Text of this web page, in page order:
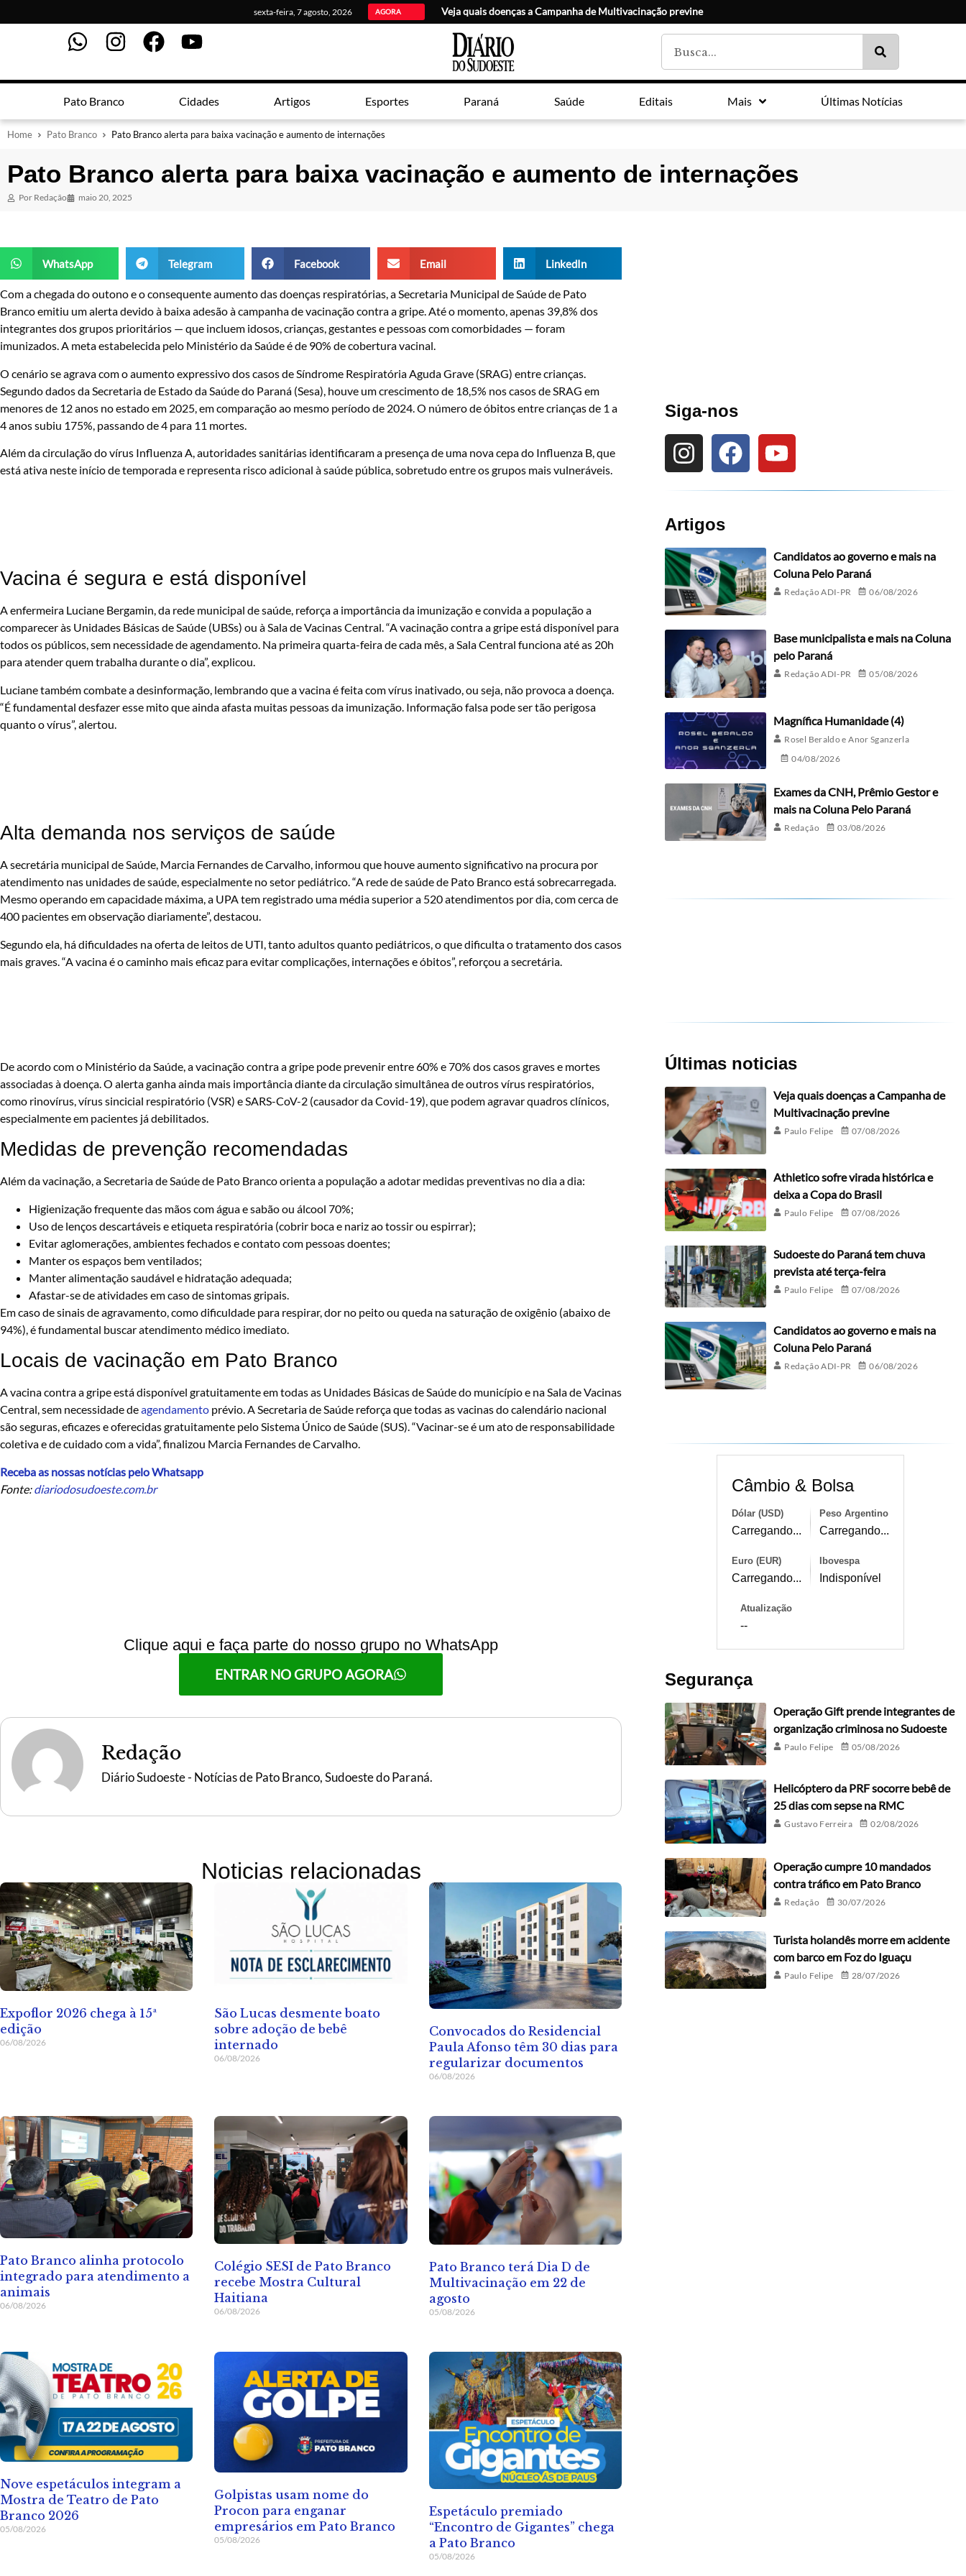
sexta-feira, 7 agosto, 2026 AGORA Veja quais doenças a Campanha de Multivacinação previne
Pato Branco Cidades Artigos Esportes Paraná Saúde Editais Mais Últimas Notícias
Home Pato Branco Pato Branco alerta para baixa vacinação e aumento de internações
Pato Branco alerta para baixa vacinação e aumento de internações
Por Redação maio 20, 2025
WhatsApp Telegram Facebook Email LinkedIn
Com a chegada do outono e o consequente aumento das doenças respiratórias, a Secretaria Municipal de Saúde de Pato
Branco emitiu um alerta devido à baixa adesão à campanha de vacinação contra a gripe. Até o momento, apenas 39,8% dos
integrantes dos grupos prioritários — que incluem idosos, crianças, gestantes e pessoas com comorbidades — foram
imunizados. A meta estabelecida pelo Ministério da Saúde é de 90% de cobertura vacinal.
O cenário se agrava com o aumento expressivo dos casos de Síndrome Respiratória Aguda Grave (SRAG) entre crianças.
Segundo dados da Secretaria de Estado da Saúde do Paraná (Sesa), houve um crescimento de 18,5% nos casos de SRAG em
menores de 12 anos no estado em 2025, em comparação ao mesmo período de 2024. O número de óbitos entre crianças de 1 a
4 anos subiu 175%, passando de 4 para 11 mortes.
Além da circulação do vírus Influenza A, autoridades sanitárias identificaram a presença de uma nova cepa do Influenza B, que
está ativa neste início de temporada e representa risco adicional à saúde pública, sobretudo entre os grupos mais vulneráveis.
Vacina é segura e está disponível
A enfermeira Luciane Bergamin, da rede municipal de saúde, reforça a importância da imunização e convida a população a
comparecer às Unidades Básicas de Saúde (UBSs) ou à Sala de Vacinas Central. “A vacinação contra a gripe está disponível para
todos os públicos, sem necessidade de agendamento. Na primeira quarta-feira de cada mês, a Sala Central funciona até as 20h
para atender quem trabalha durante o dia”, explicou.
Luciane também combate a desinformação, lembrando que a vacina é feita com vírus inativado, ou seja, não provoca a doença.
“É fundamental desfazer esse mito que ainda afasta muitas pessoas da imunização. Informação falsa pode ser tão perigosa
quanto o vírus”, alertou.
Alta demanda nos serviços de saúde
A secretária municipal de Saúde, Marcia Fernandes de Carvalho, informou que houve aumento significativo na procura por
atendimento nas unidades de saúde, especialmente no setor pediátrico. “A rede de saúde de Pato Branco está sobrecarregada.
Mesmo operando em capacidade máxima, a UPA tem registrado uma média superior a 520 atendimentos por dia, com cerca de
400 pacientes em observação diariamente”, destacou.
Segundo ela, há dificuldades na oferta de leitos de UTI, tanto adultos quanto pediátricos, o que dificulta o tratamento dos casos
mais graves. “A vacina é o caminho mais eficaz para evitar complicações, internações e óbitos”, reforçou a secretária.
De acordo com o Ministério da Saúde, a vacinação contra a gripe pode prevenir entre 60% e 70% dos casos graves e mortes
associadas à doença. O alerta ganha ainda mais importância diante da circulação simultânea de outros vírus respiratórios,
como rinovírus, vírus sincicial respiratório (VSR) e SARS-CoV-2 (causador da Covid-19), que podem agravar quadros clínicos,
especialmente em pacientes já debilitados.
Medidas de prevenção recomendadas
Além da vacinação, a Secretaria de Saúde de Pato Branco orienta a população a adotar medidas preventivas no dia a dia:
Higienização frequente das mãos com água e sabão ou álcool 70%;
Uso de lenços descartáveis e etiqueta respiratória (cobrir boca e nariz ao tossir ou espirrar);
Evitar aglomerações, ambientes fechados e contato com pessoas doentes;
Manter os espaços bem ventilados;
Manter alimentação saudável e hidratação adequada;
Afastar-se de atividades em caso de sintomas gripais.
Em caso de sinais de agravamento, como dificuldade para respirar, dor no peito ou queda na saturação de oxigênio (abaixo de
94%), é fundamental buscar atendimento médico imediato.
Locais de vacinação em Pato Branco
A vacina contra a gripe está disponível gratuitamente em todas as Unidades Básicas de Saúde do município e na Sala de Vacinas
Central, sem necessidade deagendamento prévio. A Secretaria de Saúde reforça que todas as vacinas do calendário nacional
são seguras, eficazes e oferecidas gratuitamente pelo Sistema Único de Saúde (SUS). “Vacinar-se é um ato de responsabilidade
coletiva e de cuidado com a vida”, finalizou Marcia Fernandes de Carvalho.
Receba as nossas notícias pelo Whatsapp
Fonte:diariodosudoeste.com.br
Clique aqui e faça parte do nosso grupo no WhatsApp
ENTRAR NO GRUPO AGORA
Redação
Diário Sudoeste - Notícias de Pato Branco, Sudoeste do Paraná.
Noticias relacionadas
Expoflor 2026 chega à 15ª
edição
06/08/2026
São Lucas desmente boato
sobre adoção de bebê
internado
06/08/2026
Convocados do Residencial
Paula Afonso têm 30 dias para
regularizar documentos
06/08/2026
Pato Branco alinha protocolo
integrado para atendimento a
animais
06/08/2026
Colégio SESI de Pato Branco
recebe Mostra Cultural
Haitiana
06/08/2026
Pato Branco terá Dia D de
Multivacinação em 22 de
agosto
05/08/2026
Nove espetáculos integram a
Mostra de Teatro de Pato
Branco 2026
05/08/2026
Golpistas usam nome do
Procon para enganar
empresários em Pato Branco
05/08/2026
Espetáculo premiado
“Encontro de Gigantes” chega
a Pato Branco
05/08/2026
Siga-nos
Artigos
Candidatos ao governo e mais na
Coluna Pelo Paraná
Redação ADI-PR 06/08/2026
Base municipalista e mais na Coluna
pelo Paraná
Redação ADI-PR 05/08/2026
Magnífica Humanidade (4)
Rosel Beraldo e Anor Sganzerla
04/08/2026
Exames da CNH, Prêmio Gestor e
mais na Coluna Pelo Paraná
Redação 03/08/2026
Últimas noticias
Veja quais doenças a Campanha de
Multivacinação previne
Paulo Felipe 07/08/2026
Athletico sofre virada histórica e
deixa a Copa do Brasil
Paulo Felipe 07/08/2026
Sudoeste do Paraná tem chuva
prevista até terça-feira
Paulo Felipe 07/08/2026
Candidatos ao governo e mais na
Coluna Pelo Paraná
Redação ADI-PR 06/08/2026
Câmbio & Bolsa
Dólar (USD)
Carregando...
Peso Argentino
Carregando...
Euro (EUR)
Carregando...
Ibovespa
Indisponível
Atualização
--
Segurança
Operação Gift prende integrantes de
organização criminosa no Sudoeste
Paulo Felipe 05/08/2026
Helicóptero da PRF socorre bebê de
25 dias com sepse na RMC
Gustavo Ferreira 02/08/2026
Operação cumpre 10 mandados
contra tráfico em Pato Branco
Redação 30/07/2026
Turista holandês morre em acidente
com barco em Foz do Iguaçu
Paulo Felipe 28/07/2026